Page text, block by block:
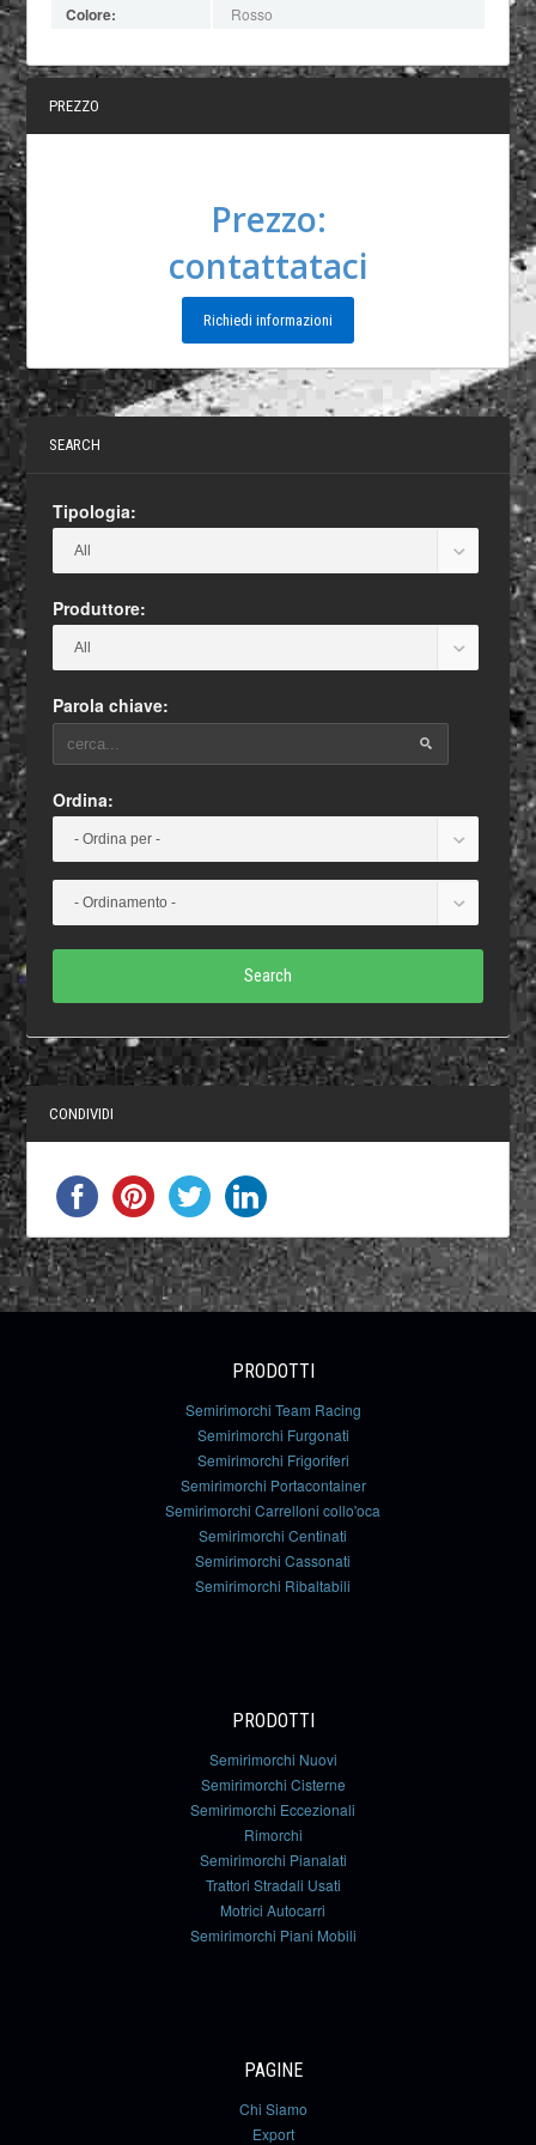
Colore: Rosso
PREZZO
Prezzo:
contattataci
Richiedi informazioni
SEARCH
Tipologia:
Produttore:
Parola chiave:
Ordina:
Search
CONDIVIDI
PRODOTTI
Semirimorchi Team Racing
Semirimorchi Furgonati
Semirimorchi Frigoriferi
Semirimorchi Portacontainer
Semirimorchi Carrelloni collo'oca
Semirimorchi Centinati
Semirimorchi Cassonati
Semirimorchi Ribaltabili
PRODOTTI
Semirimorchi Nuovi
Semirimorchi Cisterne
Semirimorchi Eccezionali
Rimorchi
Semirimorchi Pianalati
Trattori Stradali Usati
Motrici Autocarri
Semirimorchi Piani Mobili
PAGINE
Chi Siamo
Export